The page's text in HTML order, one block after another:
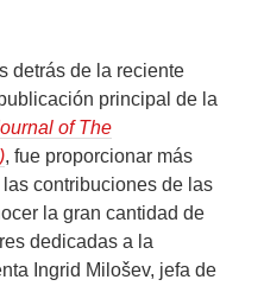
detrás de la reciente
principal de la
of The
, fue proporcionar más
contribuciones de las
la gran cantidad de
dedicadas a la
Ingrid Milošev, jefa de